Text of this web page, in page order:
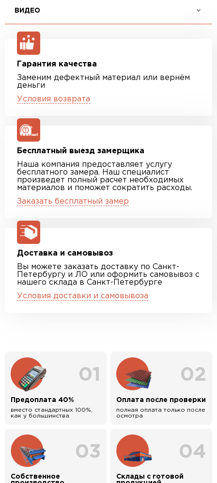
ВИДЕО
Гарантия качества
Заменим дефектный материал или вернём
деньги
Условия возврата
Бесплатный выезд замерщика
Наша компания предоставляет услугу
бесплатного замера. Наш специалист
произведет полный расчет необходимых
материалов и поможет сократить расходы.
Заказать бесплатный замер
Доставка и самовывоз
Вы можете заказать доставку по Санкт-
Петербургу и ЛО или оформить самовывоз с
нашего склада в Санкт-Петербурге
Условия доставки и самовывоза
01
Предоплата 40%
вместо стандартных 100%,
как у большинства
02
Оплата после проверки
полная оплата только после
осмотра
03
Собственное
04
Склады с готовой